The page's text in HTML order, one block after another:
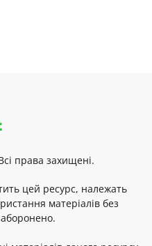
права захищені.
цей ресурс, належать
матеріалів без